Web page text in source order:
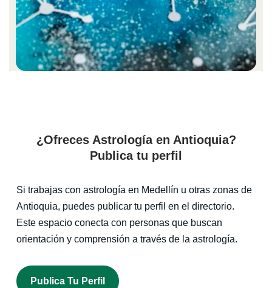
¿Ofreces Astrología en Antioquia?
Publica tu perfil
Si trabajas con astrología en Medellín u otras zonas de
Antioquia, puedes publicar tu perfil en el directorio.
Este espacio conecta con personas que buscan
orientación y comprensión a través de la astrología.
Publica Tu Perfil